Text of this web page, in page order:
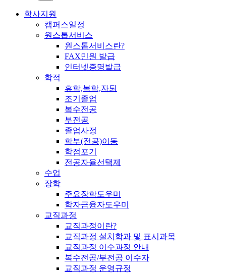
학사지원
캠퍼스일정
원스톱서비스
원스톱서비스란?
FAX민원 발급
인터넷증명발급
학적
휴학,복학,자퇴
조기졸업
복수전공
부전공
졸업사정
학부(전공)이동
학점포기
전공자율선택제
수업
장학
주요장학도우미
학자금융자도우미
교직과정
교직과정이란?
교직과정 설치학과 및 표시과목
교직과정 이수과정 안내
복수전공/부전공 이수자
교직과정 운영규정